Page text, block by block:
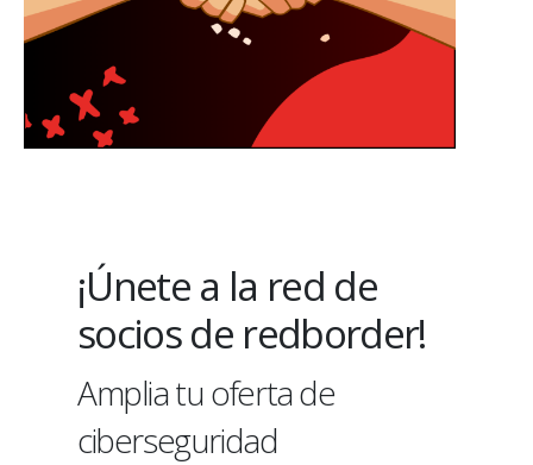
¡Únete a la red de
socios de redborder!
Amplia tu oferta de
ciberseguridad